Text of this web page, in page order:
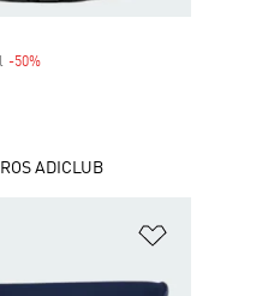
-50%Desconto
ADICLUB